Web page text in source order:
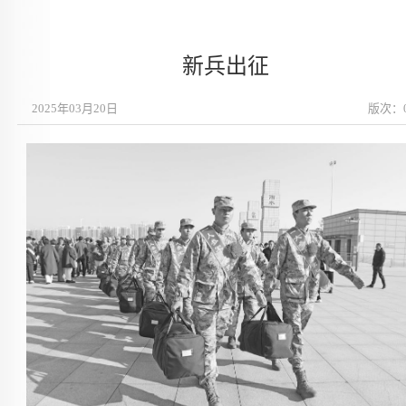
新兵出征
版次：
2025年03月20日